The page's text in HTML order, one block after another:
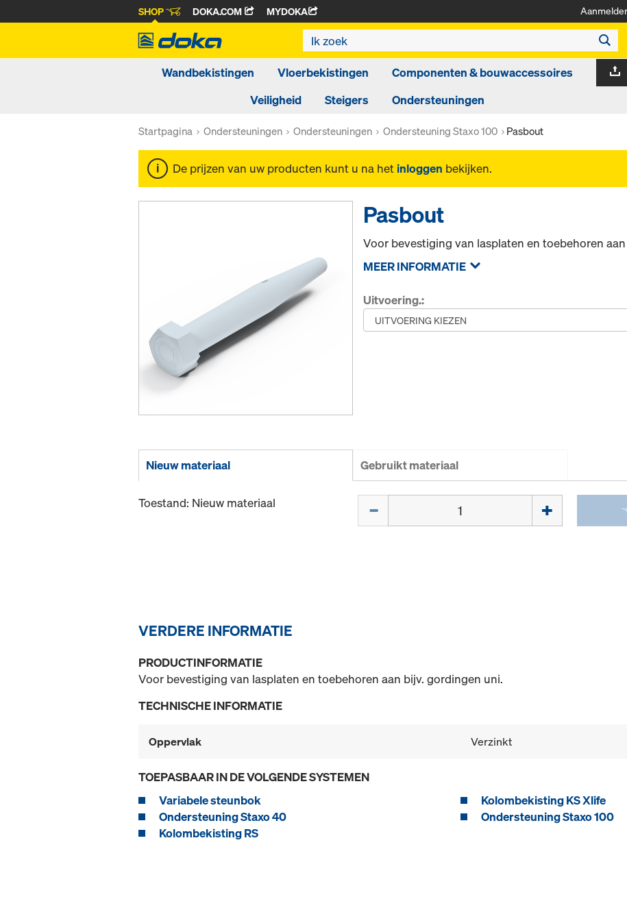
SHOP DOKA.COM MYDOKA
Wandbekistingen Vloerbekistingen
Componenten & bouwaccessoires
Veiligheid
Steigers Ondersteuningen
Startpagina Ondersteuningen Ondersteuningen Ondersteuning Staxo 100 Pasbout
De prijzen van uw producten kunt u na het inloggen bekijken.
Pasbout
Voor bevestiging van lasplaten en toebehoren
MEER INFORMATIE
Uitvoering.:
Nieuw materiaal Gebruikt materiaal
Toestand: Nieuw materiaal
VERDERE INFORMATIE
PRODUCTINFORMATIE
Voor bevestiging van lasplaten en toebehoren aan bijv. gordingen uni.
TECHNISCHE INFORMATIE
Oppervlak Verzinkt
TOEPASBAAR IN DE VOLGENDE SYSTEMEN
Variabele steunbok
Kolombekisting KS Xlife
Ondersteuning Staxo 40
Ondersteuning Staxo 100
Kolombekisting RS